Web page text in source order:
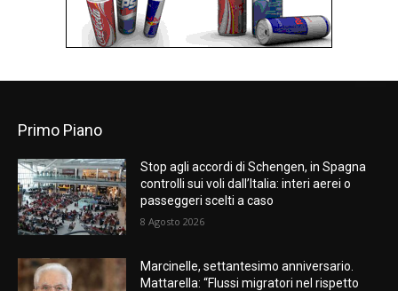
Primo Piano
Stop agli accordi di Schengen, in Spagna
controlli sui voli dall’Italia: interi aerei o
passeggeri scelti a caso
8 Agosto 2026
Marcinelle, settantesimo anniversario.
Mattarella: “Flussi migratori nel rispetto